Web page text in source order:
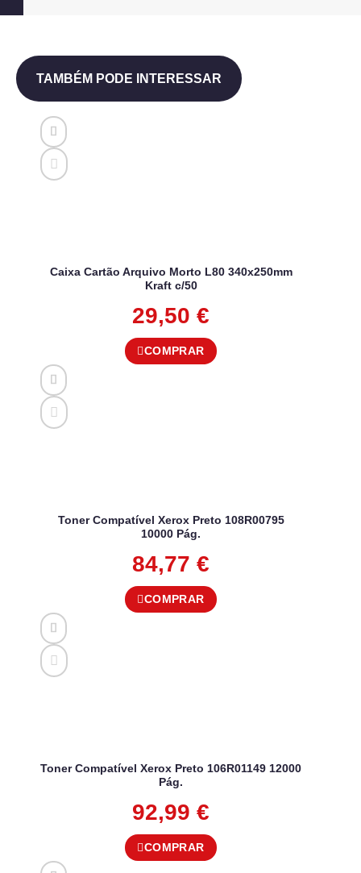
TAMBÉM PODE INTERESSAR
Caixa Cartão Arquivo Morto L80 340x250mm
Kraft c/50
29,50 €
COMPRAR
Toner Compatível Xerox Preto 108R00795
10000 Pág.
84,77 €
COMPRAR
Toner Compatível Xerox Preto 106R01149 12000
Pág.
92,99 €
COMPRAR